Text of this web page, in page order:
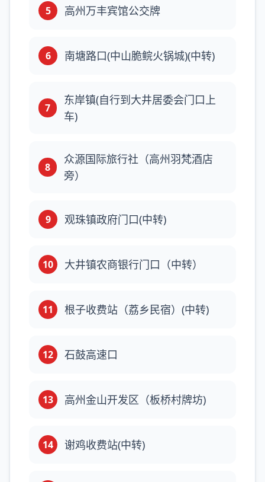
5 高州万丰宾馆公交牌
6 南塘路口(中山脆鲩火锅城)(中转)
7
东岸镇(自行到大井居委会门口上
车)
8
众源国际旅行社（高州羽梵酒店
旁）
9 观珠镇政府门口(中转)
10 大井镇农商银行门口（中转）
11 根子收费站（荔乡民宿）(中转)
12 石鼓高速口
13 高州金山开发区（板桥村牌坊)
14 谢鸡收费站(中转)